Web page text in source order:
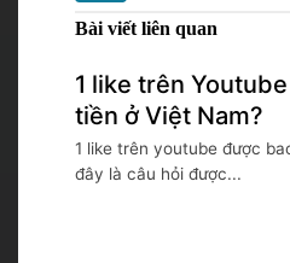
Bài viết liên quan
1 like trên
tiền ở Việt Nam?
1 like trên youtube được
đây là câu hỏi được...